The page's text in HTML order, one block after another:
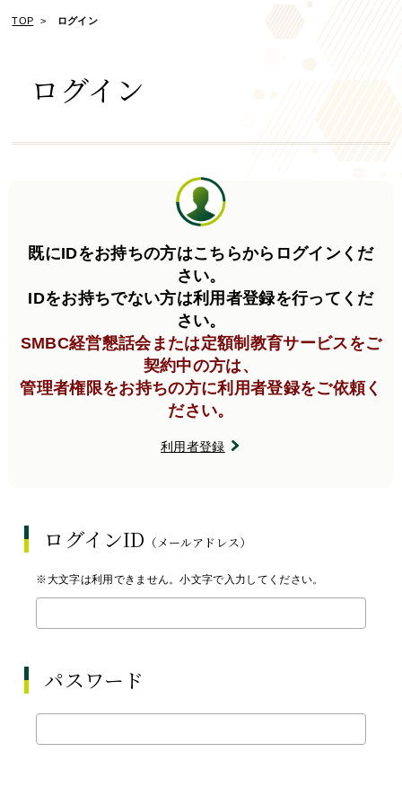
TOP ログイン
ログイン
既にIDをお持ちの方はこちらからログインくだ
さい。
IDをお持ちでない方は利用者登録を行ってくだ
さい。
SMBC経営懇話会または定額制教育サービスをご
契約中の方は、
管理者権限をお持ちの方に利用者登録をご依頼く
ださい。
利用者登録
ログインID （メールアドレス）
※大文字は利用できません。小文字で入力してください。
パスワード